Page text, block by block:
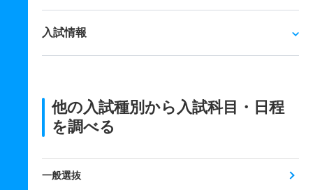
入試情報
他の入試種別から入試科目・日程
を調べる
一般選抜